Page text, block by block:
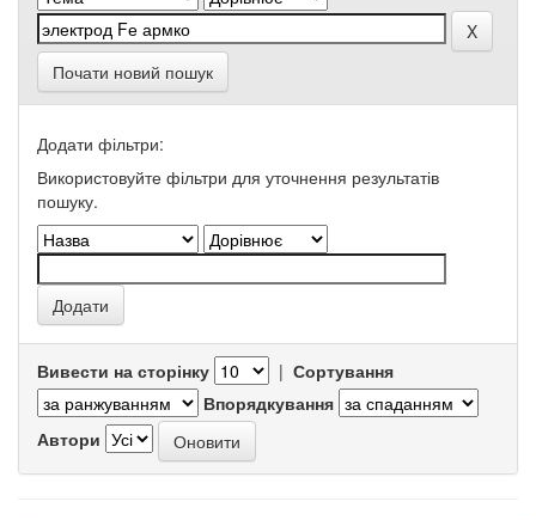
Почати новий пошук
Додати фільтри:
Використовуйте фільтри для уточнення результатів
пошуку.
Вивести на сторінку | Сортування
Впорядкування
Автори